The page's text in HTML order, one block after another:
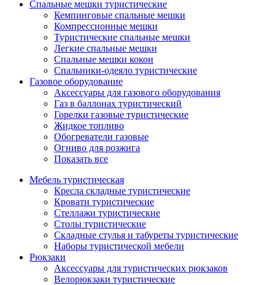
Спальные мешки туристические
Кемпинговые спальные мешки
Компрессионные мешки
Туристические спальные мешки
Легкие спальные мешки
Спальные мешки кокон
Спальники-одеяло туристические
Газовое оборудование
Аксессуары для газового оборудования
Газ в баллонах туристический
Горелки газовые туристические
Жидкое топливо
Обогреватели газовые
Огниво для розжига
Показать все
Мебель туристическая
Кресла складные туристические
Кровати туристические
Стеллажи туристические
Столы туристические
Складные стулья и табуреты туристические
Наборы туристической мебели
Рюкзаки
Аксессуары для туристических рюкзаков
Велорюкзаки туристические